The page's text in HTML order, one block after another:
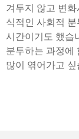
겨두지 않고 변
식적인 사회적
시간이기도 했습
분투하는 과정에
많이 엮어가고 싶